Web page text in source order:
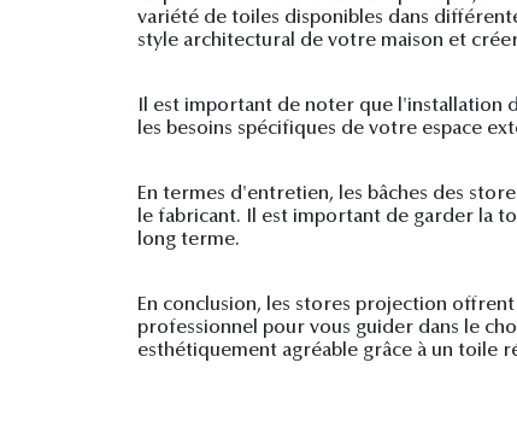
variété de toiles disponibles dans
style architectural de votre maison et
Il est important de noter que l'installation
les besoins spécifiques de votre espace
En termes d'entretien, les bâches des
le fabricant. Il est important de garder la
long terme.
En conclusion, les stores projection
professionnel pour vous guider dans le
esthétiquement agréable grâce à un toile